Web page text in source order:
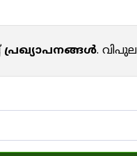
പ്രഖ്യാപനങ്ങൾ.